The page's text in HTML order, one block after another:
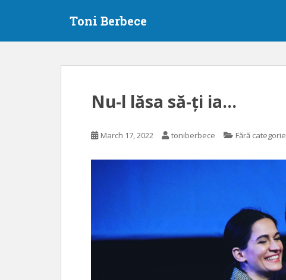
Toni Berbece
Nu-l lăsa să-ți ia…
March 17, 2022 toniberbece Fără categorie